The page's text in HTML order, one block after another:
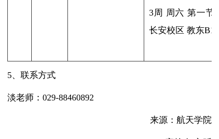
3周 周六 第一节
长安校区 教东B1-
5、联系方式
淡老师：029-88460892
来源：航天学院